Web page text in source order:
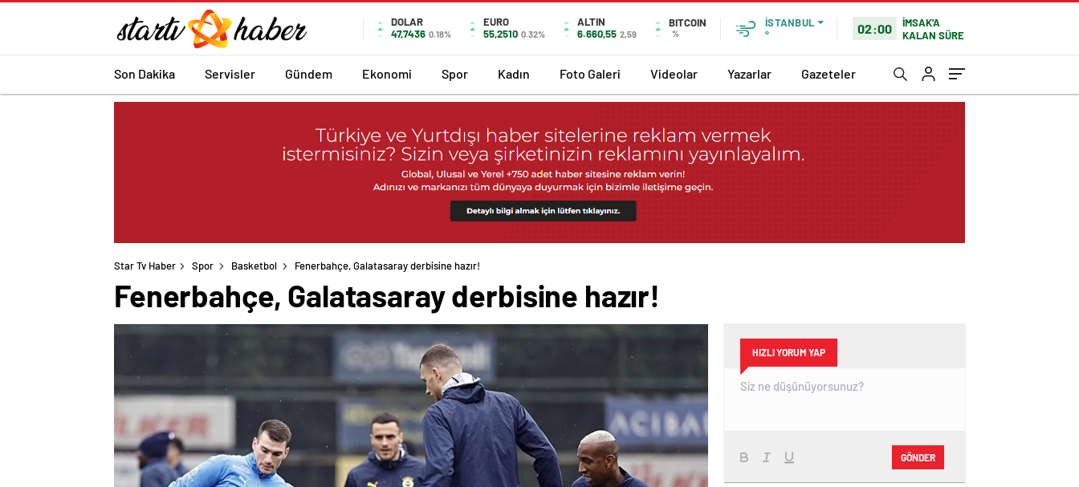
DOLAR
47,7436 0.18%
EURO
55,2510 0.32%
ALTIN
6.660,55 2,59
BITCOIN
%
İSTANBUL
°
02:00
İMSAK'A
KALAN SÜRE
Son Dakika Servisler Gündem Ekonomi Spor Kadın Foto Galeri Videolar Yazarlar Gazeteler
Star Tv Haber Spor Basketbol Fenerbahçe, Galatasaray derbisine hazır!
Fenerbahçe, Galatasaray derbisine hazır!
HIZLI YORUM YAP
GÖNDER